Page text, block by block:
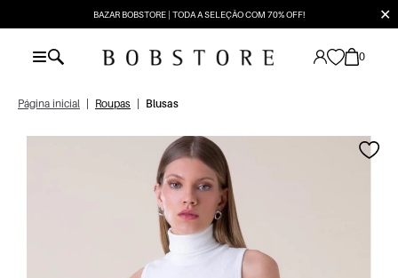
BAZAR BOBSTORE | TODA A SELEÇÃO COM 70% OFF! ✕
0
Página inicial Roupas Blusas